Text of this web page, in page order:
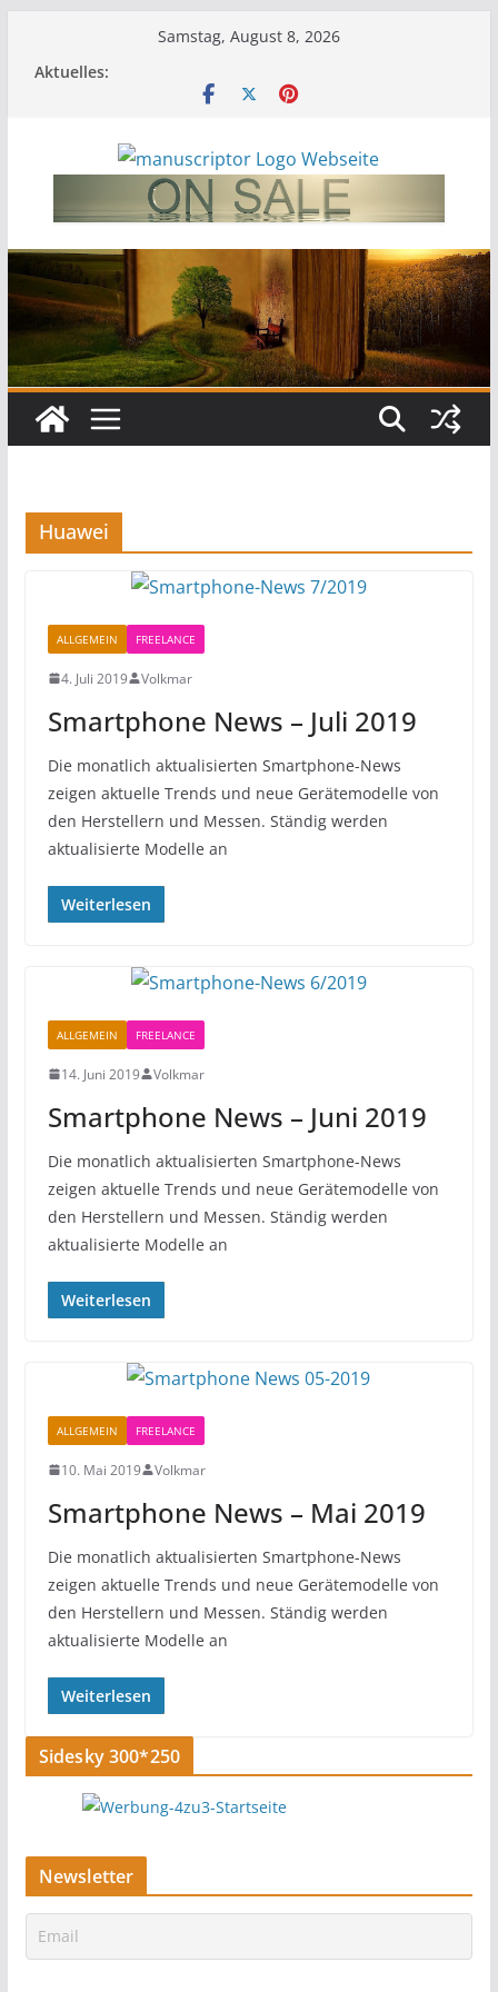
Samstag, August 8, 2026
Aktuelles:
Huawei
ALLGEMEIN FREELANCE
4. Juli 2019 Volkmar
Smartphone News – Juli 2019
Die monatlich aktualisierten Smartphone-News
zeigen aktuelle Trends und neue Gerätemodelle von
den Herstellern und Messen. Ständig werden
aktualisierte Modelle an
Weiterlesen
ALLGEMEIN FREELANCE
14. Juni 2019 Volkmar
Smartphone News – Juni 2019
Die monatlich aktualisierten Smartphone-News
zeigen aktuelle Trends und neue Gerätemodelle von
den Herstellern und Messen. Ständig werden
aktualisierte Modelle an
Weiterlesen
ALLGEMEIN FREELANCE
10. Mai 2019 Volkmar
Smartphone News – Mai 2019
Die monatlich aktualisierten Smartphone-News
zeigen aktuelle Trends und neue Gerätemodelle von
den Herstellern und Messen. Ständig werden
aktualisierte Modelle an
Weiterlesen
Sidesky 300*250
Newsletter